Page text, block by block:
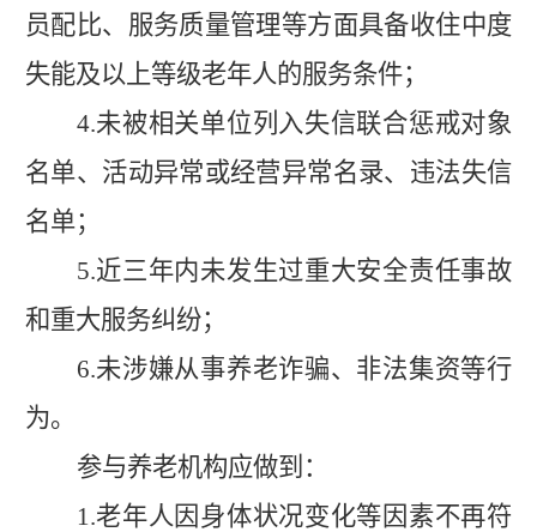
员配比、服务质量管理等方面具备收住中度
失能及以上等级老年人的服务条件；
4.未被相关单位列入失信联合惩戒对象
名单、活动异常或经营异常名录、违法失信
名单；
5.近三年内未发生过重大安全责任事故
和重大服务纠纷；
6.未涉嫌从事养老诈骗、非法集资等行
为。
参与养老机构应做到：
1.老年人因身体状况变化等因素不再符